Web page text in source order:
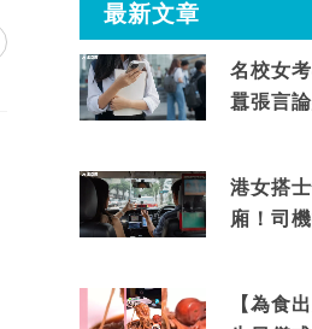
最新文章
名校女
囂張言
港女搭
廂！司
【為食